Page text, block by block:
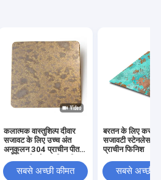
कलात्मक वास्तुशिल्प दीवार
सजावट के लिए उच्च अंत
अनुकूलन 304 प्राचीन पीतल
सबसे अच्छी कीमत
बरतन के लिए
सजावटी स्टेनलेस
प्राचीन फिनिश
सबसे अच्छी